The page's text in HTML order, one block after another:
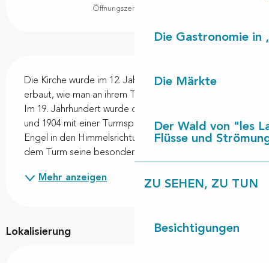
Die Gastronomie in
Die Märkte
Der Wald von "les
Flüsse und
ZU SEHEN, ZU TUN
Besichtigungen
Öffnungszeiten ansehen
Die Kirche wurde im 12. Jahrhundert als Wehrkirche
erbaut, wie man an ihrem Türmchen erkennen kann.
Im 19. Jahrhundert wurde der Glockenturm erhöht
und 1904 mit einer Turmspitze versehen, auf der vier
Engel in den Himmelsrichtungen zu sehen sind, was
dem Turm seine besondere Silhouette verleiht. Im...
Mehr anzeigen
Lokalisierung